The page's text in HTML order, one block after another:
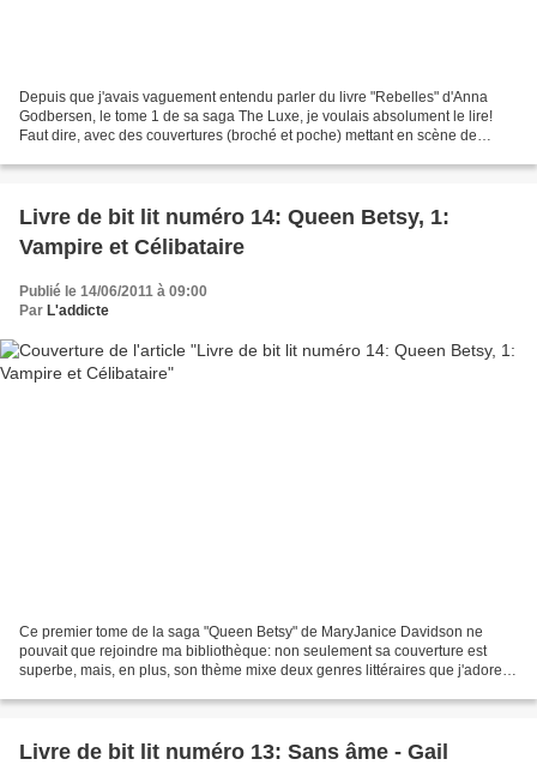
Depuis que j'avais vaguement entendu parler du livre "Rebelles" d'Anna
Godbersen, le tome 1 de sa saga The Luxe, je voulais absolument le lire!
Faut dire, avec des couvertures (broché et poche) mettant en scène de
Livre de bit lit numéro 14: Queen Betsy, 1:
Vampire et Célibataire
Publié le 14/06/2011 à 09:00
Par L'addicte
Ce premier tome de la saga "Queen Betsy" de MaryJanice Davidson ne
pouvait que rejoindre ma bibliothèque: non seulement sa couverture est
superbe, mais, en plus, son thème mixe deux genres littéraires que j'adore:
Livre de bit lit numéro 13: Sans âme - Gail